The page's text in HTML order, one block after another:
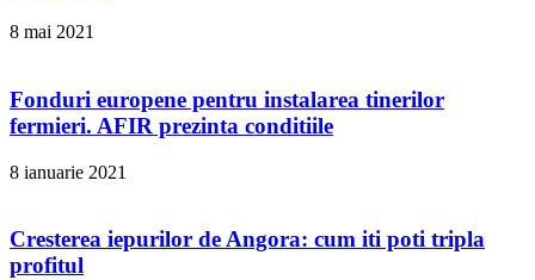
8 mai 2021
Fonduri europene pentru instalarea tinerilor
fermieri. AFIR prezinta conditiile
8 ianuarie 2021
Cresterea iepurilor de Angora: cum iti poti tripla
profitul